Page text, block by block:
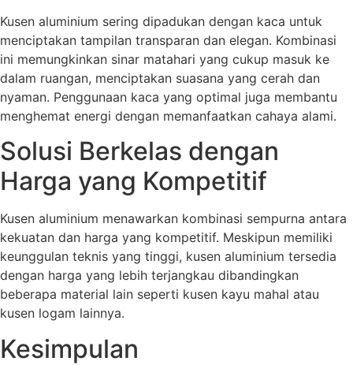
Kusen aluminium sering dipadukan dengan kaca untuk
menciptakan tampilan transparan dan elegan. Kombinasi
ini memungkinkan sinar matahari yang cukup masuk ke
dalam ruangan, menciptakan suasana yang cerah dan
nyaman. Penggunaan kaca yang optimal juga membantu
menghemat energi dengan memanfaatkan cahaya alami.
Solusi Berkelas dengan
Harga yang Kompetitif
Kusen aluminium menawarkan kombinasi sempurna antara
kekuatan dan harga yang kompetitif. Meskipun memiliki
keunggulan teknis yang tinggi, kusen aluminium tersedia
dengan harga yang lebih terjangkau dibandingkan
beberapa material lain seperti kusen kayu mahal atau
kusen logam lainnya.
Kesimpulan